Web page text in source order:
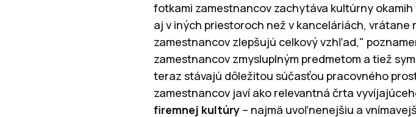
fotkami zamestnancov zachytáva kultúrny
aj v iných priestoroch než v kanceláriách,
zamestnancov zlepšujú celkový vzhľad,"
zamestnancov zmysluplným predmetom a tiež
teraz stávajú dôležitou súčasťou pracovného
zamestnancov javí ako relevantná črta
firemnej kultúry – najmä uvoľnenejšiu a